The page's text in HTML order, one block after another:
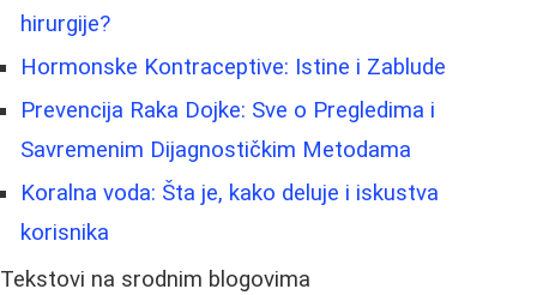
hirurgije?
Hormonske Kontraceptive: Istine i Zablude
Prevencija Raka Dojke: Sve o Pregledima i
Savremenim Dijagnostičkim Metodama
Koralna voda: Šta je, kako deluje i iskustva
korisnika
Tekstovi na srodnim blogovima